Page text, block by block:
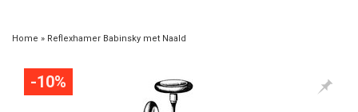
Home » Reflexhamer Babinsky met Naald
-10%